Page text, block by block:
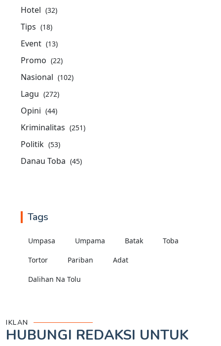
Hotel (32)
Tips (18)
Event (13)
Promo (22)
Nasional (102)
Lagu (272)
Opini (44)
Kriminalitas (251)
Politik (53)
Danau Toba (45)
Tags
Umpasa Umpama Batak Toba
Tortor Pariban Adat
Dalihan Na Tolu
IKLAN
HUBUNGI REDAKSI UNTUK